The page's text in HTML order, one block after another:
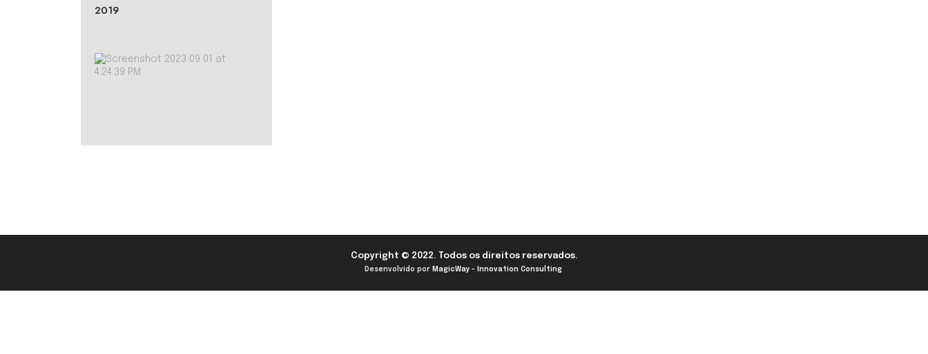
2019
Copyright © 2022. Todos os direitos reservados.
Desenvolvido por MagicWay - Innovation Consulting